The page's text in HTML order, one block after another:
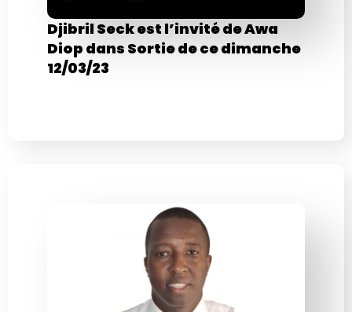
Djibril Seck est l’invité de Awa
Diop dans Sortie de ce dimanche
12/03/23